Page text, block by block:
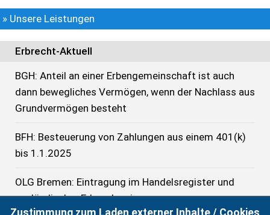
» Unsere Leistungen
Erbrecht-Aktuell
BGH: Anteil an einer Erbengemeinschaft ist auch
dann bewegliches Vermögen, wenn der Nachlass aus
Grundvermögen besteht
BFH: Besteuerung von Zahlungen aus einem 401(k)
bis 1.1.2025
OLG Bremen: Eintragung im Handelsregister und
ausländischer Erbnachweis
Zustimmung zum Laden externer Inhalte / Cookies